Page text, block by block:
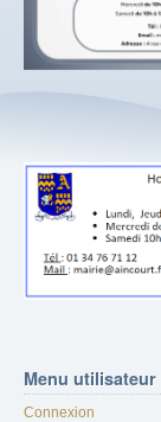
Menu utilisateur
Connexion